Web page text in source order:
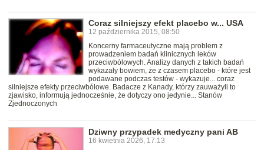
Coraz silniejszy efekt placebo w... USA
12 października 2015, 08:50
Koncerny farmaceutyczne mają problem z
prowadzeniem badań klinicznych leków
przeciwbólowych. Analizy danych z takich badań
wykazały bowiem, że z czasem placebo - które jest
podawane podczas testów - wykazuje... coraz
silniejsze efekty przeciwbólowe. Badacze z Kanady, którzy zauważyli to
zjawisko, informują jednocześnie, że dotyczy ono jedynie... Stanów
Zjednoczonych
Dziwny przypadek medyczny pani AB
16 kwietnia 2026, 17:13